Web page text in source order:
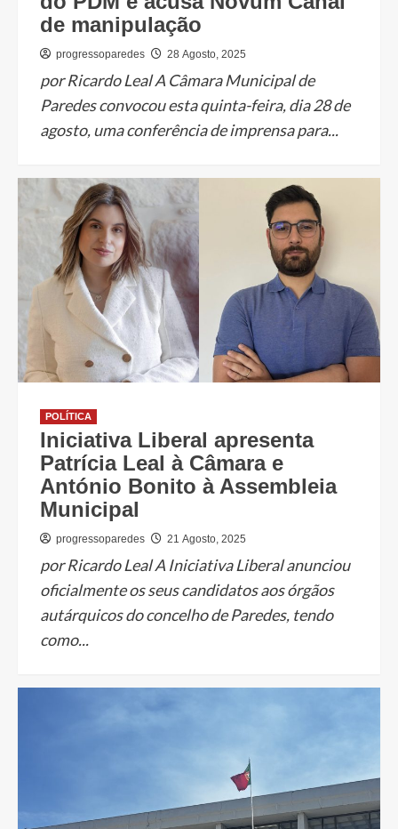
de manipulação
progressoparedes 28 Agosto, 2025
por Ricardo Leal A Câmara Municipal de
Paredes convocou esta quinta-feira, dia 28 de
agosto, uma conferência de imprensa para...
POLÍTICA
Iniciativa Liberal apresenta
Patrícia Leal à Câmara e
António Bonito à Assembleia
Municipal
progressoparedes 21 Agosto, 2025
por Ricardo Leal A Iniciativa Liberal anunciou
oficialmente os seus candidatos aos órgãos
autárquicos do concelho de Paredes, tendo
como...